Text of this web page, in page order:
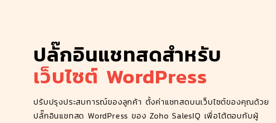
ปลั๊กอินแชทสดสำหรับ
เว็บไซต์ WordPress
ปรับปรุงประสบการณ์ของลูกค้า ตั้งค่าแชทสดบนเว็บไซต์ของคุณด้วย
ปลั๊กอินแชทสด WordPress ของ Zoho SalesIQ เพื่อโต้ตอบกับผู้